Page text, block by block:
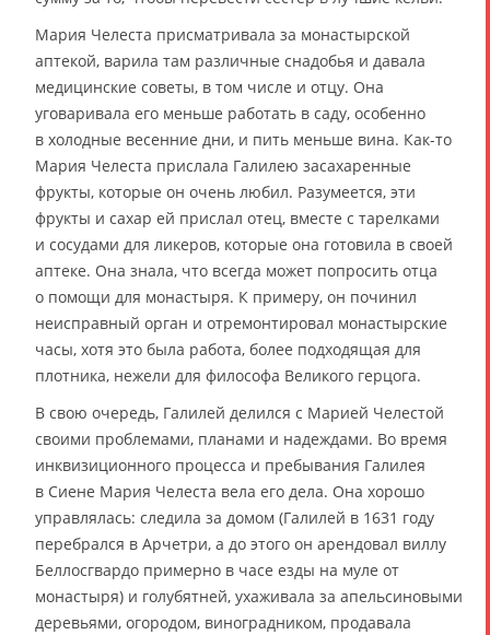
Мария Челеста присматривала за монастырской
аптекой, варила там различные снадобья и давала
медицинские советы, в том числе и отцу. Она
уговаривала его меньше работать в саду, особенно
в холодные весенние дни, и пить меньше вина. Как-то
Мария Челеста прислала Галилею засахаренные
фрукты, которые он очень любил. Разумеется, эти
фрукты и сахар ей прислал отец, вместе с тарелками
и сосудами для ликеров, которые она готовила в своей
аптеке. Она знала, что всегда может попросить отца
о помощи для монастыря. К примеру, он починил
неисправный орган и отремонтировал монастырские
часы, хотя это была работа, более подходящая для
плотника, нежели для философа Великого герцога.
В свою очередь, Галилей делился с Марией Челестой
своими проблемами, планами и надеждами. Во время
инквизиционного процесса и пребывания Галилея
в Сиене Мария Челеста вела его дела. Она хорошо
управлялась: следила за домом (Галилей в 1631 году
перебрался в Арчетри, а до этого он арендовал виллу
Беллосгвардо примерно в часе езды на муле от
монастыря) и голубятней, ухаживала за апельсиновыми
деревьями, огородом, виноградником, продавала